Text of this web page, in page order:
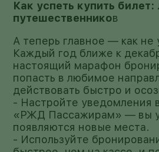
Как успеть купить
путешественников
А теперь главное — как не
Каждый год ближе к
настоящий марафон
попасть в любимое
действовать быстро и
- Настройте уведомления
«РЖД Пассажирам» — вы
появляются новые места.
- Используйте